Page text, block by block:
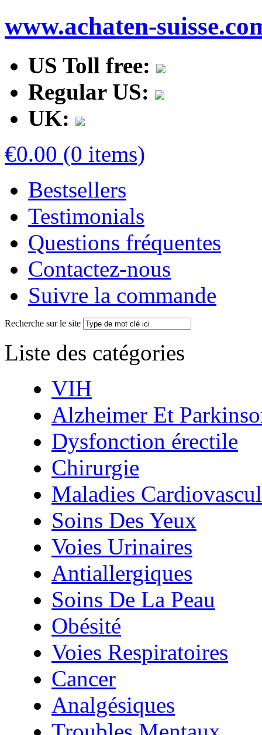
www.achaten-
US Toll free:
Regular US:
UK:
€0.00 (0 items)
Bestsellers
Testimonials
Questions fréquentes
Contactez-nous
Suivre la commande
Recherche sur le site
Liste des catégories
VIH
Alzheimer Et
Dysfonction érectile
Chirurgie
Maladies
Soins Des Yeux
Voies Urinaires
Antiallergiques
Soins De La Peau
Obésité
Voies Respiratoires
Cancer
Analgésiques